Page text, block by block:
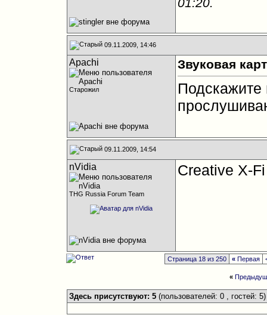
09.11.2009, 14:46
Apachi
Старожил
Звуковая
Подскажите
09.11.2009, 14:54
nVidia
THG Russia Forum Team
Creative X-
Страница 18 из 250 « Первая
«
Здесь присутствуют: 5 (пользователей: 0 , гостей: 5)